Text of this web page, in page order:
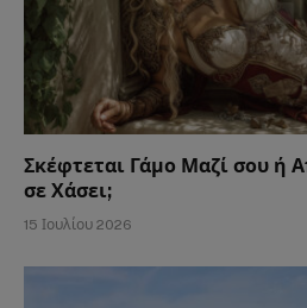
Σκέφτεται Γάμο Μαζί σου ή
σε Χάσει;
15 Ιουλίου 2026